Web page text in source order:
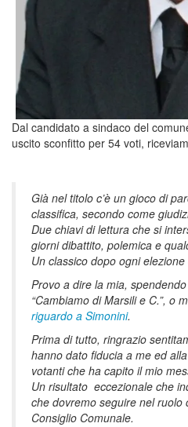
Dal candidato a sindaco del
uscito sconfitto per 54 voti,
Già nel titolo c’è un gioco di
classifica, secondo come
Due chiavi di lettura che si
giorni dibattito, polemica e
Un classico dopo ogni
Provo a dire la mia,
“Cambiamo di Marsili e C.”, o
riguardo a Simonini.
Prima di tutto, ringrazio
hanno dato fiducia a me ed
votanti che ha capito il mio
Un risultato eccezionale che
che dovremo seguire nel ruolo
Consiglio Comunale.